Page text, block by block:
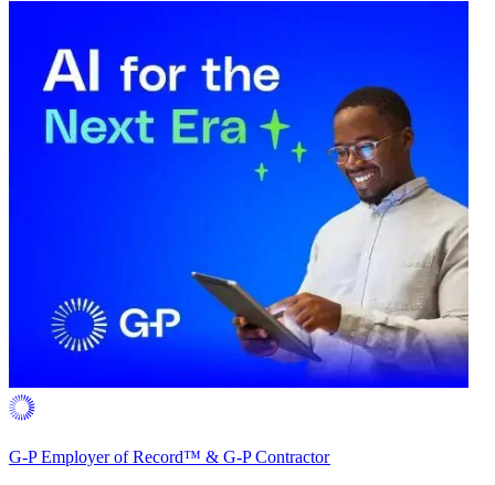
G-P Employer of Record™ & G-P Contractor​​